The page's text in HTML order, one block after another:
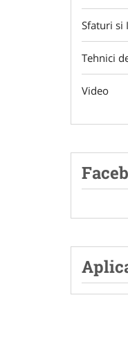
Sfaturi si
Tehnici
Video